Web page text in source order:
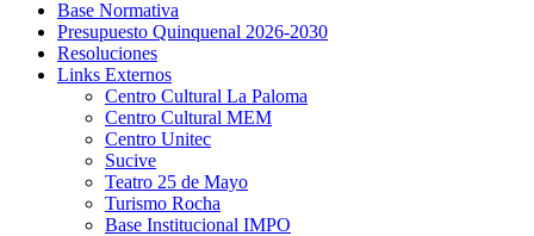
Base Normativa
Presupuesto Quinquenal 2026-2030
Resoluciones
Links Externos
Centro Cultural La Paloma
Centro Cultural MEM
Centro Unitec
Sucive
Teatro 25 de Mayo
Turismo Rocha
Base Institucional IMPO